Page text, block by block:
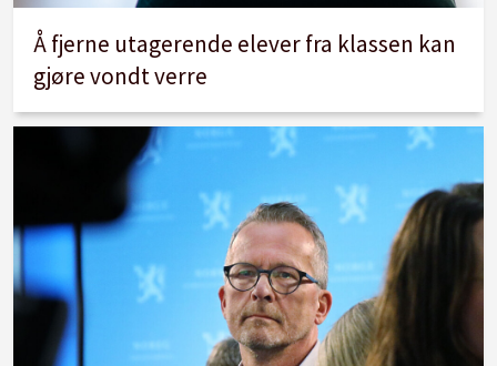
Å fjerne utagerende elever fra klassen kan
gjøre vondt verre